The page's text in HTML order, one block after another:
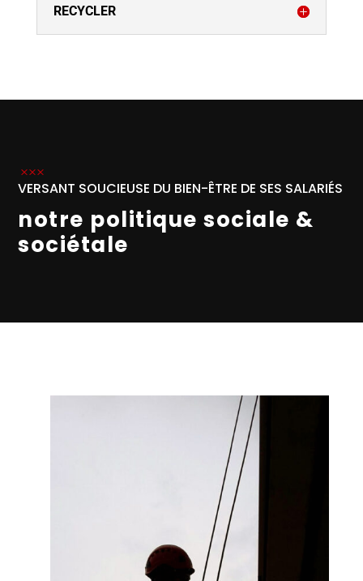
RECYCLER
VERSANT SOUCIEUSE DU BIEN-ÊTRE DE SES SALARIÉS
notre politique sociale &
sociétale